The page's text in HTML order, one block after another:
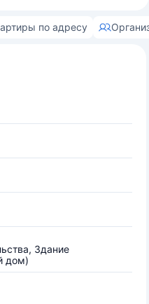
по адресу
Здание
дом)